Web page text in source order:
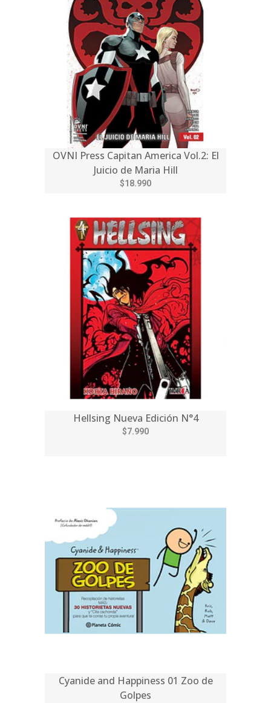
OVNI Press Capitan America Vol.2: El
Juicio de Maria Hill
$18.990
Hellsing Nueva Edición N°4
$7.990
Cyanide and Happiness 01 Zoo de
Golpes